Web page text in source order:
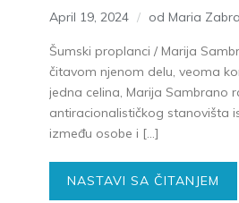
April 19, 2024 od Maria
Šumski proplanci / Marija
čitavom njenom delu, veoma
jedna celina, Marija Sambrano
antiracionalističkog stanovišta
između osobe i […]
NASTAVI SA ČITANJEM